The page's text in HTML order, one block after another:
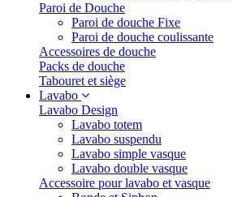
Paroi de Douche
Paroi de douche Fixe
Paroi de douche coulissante
Accessoires de douche
Packs de douche
Tabouret et siège
Lavabo
Lavabo Design
Lavabo totem
Lavabo suspendu
Lavabo simple vasque
Lavabo double vasque
Accessoire pour lavabo et vasque